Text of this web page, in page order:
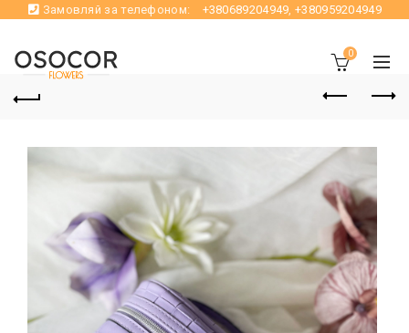
Замовляй за телефоном: +380689204949,+380959204949
0